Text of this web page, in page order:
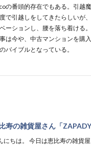
の番頭的存在でもある。引越
で引越しをしてきたらしいが
ーションし、腰を落ち着ける
は今や、中古マンションを購
バイブルとなっている。
寿の雑貨屋さん「
にちは。 今日は恵比寿の雑貨